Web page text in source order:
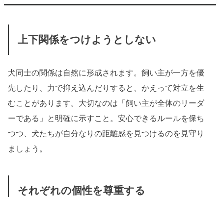
上下関係をつけようとしない
犬同士の関係は自然に形成されます。飼い主が一方を優
先したり、力で抑え込んだりすると、かえって対立を生
むことがあります。大切なのは「飼い主が全体のリーダ
ーである」と明確に示すこと。安心できるルールを保ち
つつ、犬たちが自分なりの距離感を見つけるのを見守り
ましょう。
それぞれの個性を尊重する